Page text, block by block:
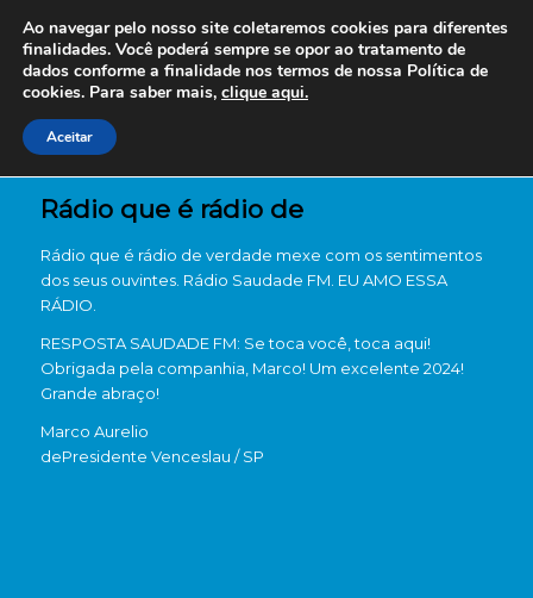
Rádio que é rádio de
Rádio que é rádio de verdade mexe com os sentimentos
dos seus ouvintes. Rádio Saudade FM. EU AMO ESSA
RÁDIO.
RESPOSTA SAUDADE FM: Se toca você, toca aqui!
Obrigada pela companhia, Marco! Um excelente 2024!
Grande abraço!
Marco Aurelio
dePresidente Venceslau / SP
Ao navegar pelo nosso site coletaremos cookies para diferentes
finalidades. Você poderá sempre se opor ao tratamento de
dados conforme a finalidade nos termos de nossa Política de
cookies. Para saber mais, clique aqui.
Aceitar